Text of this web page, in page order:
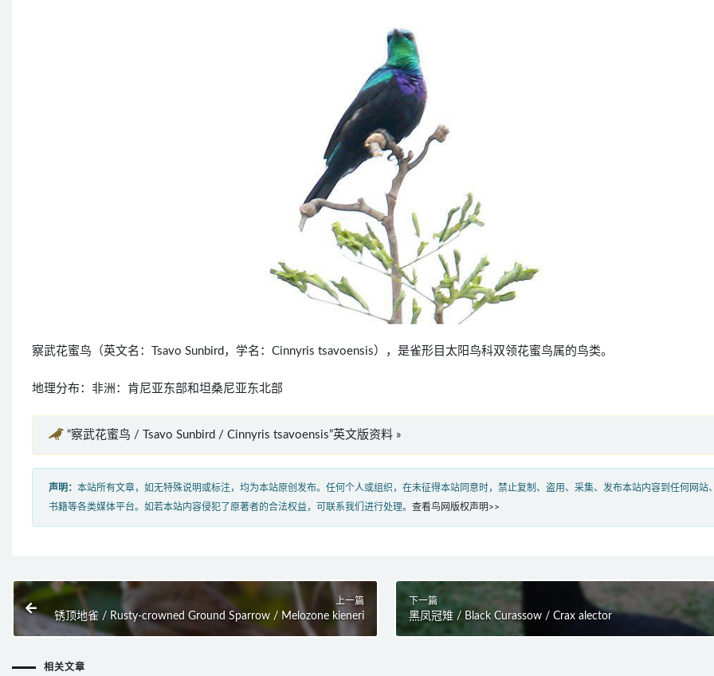
察武花蜜鸟（英文名：Tsavo Sunbird，学名：Cinnyris tsavoensis），是雀形目太阳鸟科双领花蜜鸟属的鸟类。
地理分布：非洲：肯尼亚东部和坦桑尼亚东北部
“察武花蜜鸟 / Tsavo Sunbird / Cinnyris tsavoensis”英文版资料 »
声明： 本站所有文章，如无特殊说明或标注，均为本站原创发布。任何个人或组织，在未征得本站同意时，禁止复制、盗用、采集、发布本站内容到任何网站
书籍等各类媒体平台。如若本站内容侵犯了原著者的合法权益，可联系我们进行处理。 查看鸟网版权声明>>
上一篇
锈顶地雀 / Rusty-crowned Ground Sparrow / Melozone kieneri
下一篇
黑凤冠雉 / Black Curassow / Crax alector
相关文章